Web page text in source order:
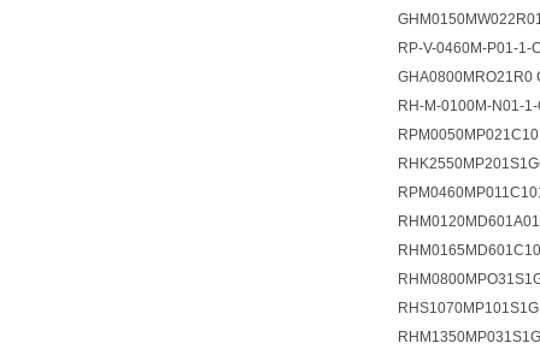
RP-V-0460M-P01-1-
GHA0800MRO21R0
RH-M-0100M-N01-
RHM0120MD601A01